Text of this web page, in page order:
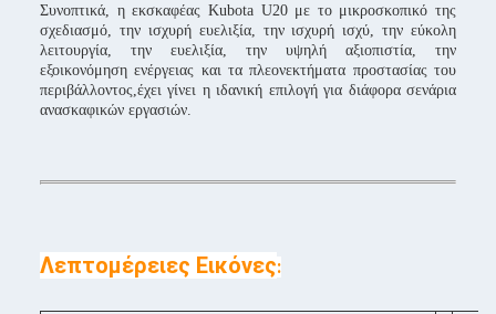
Συνοπτικά, η εκσκαφέας Kubota U20 με το μικροσκοπικό της
σχεδιασμό, την ισχυρή ευελιξία, την ισχυρή ισχύ, την εύκολη
λειτουργία, την ευελιξία, την υψηλή αξιοπιστία, την
εξοικονόμηση ενέργειας και τα πλεονεκτήματα προστασίας του
περιβάλλοντος,έχει γίνει η ιδανική επιλογή για διάφορα σενάρια
ανασκαφικών εργασιών.
Λεπτομέρειες Εικόνες: